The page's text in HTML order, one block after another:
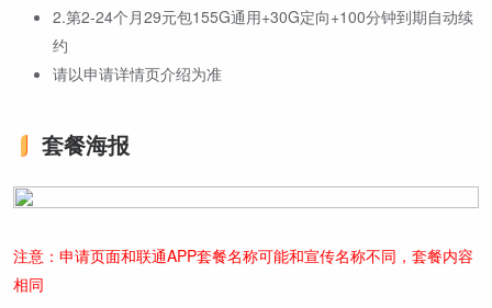
2.第2-24个月29元包155G通用+30G定向+100分钟到期自动续
约
请以申请详情页介绍为准
套餐海报
注意：申请页面和联通APP套餐名称可能和宣传名称不同，套餐内容
相同